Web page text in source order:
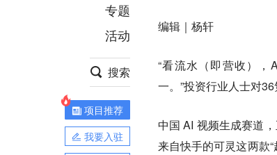
项目推荐
安徽
专题
活动
搜索
项目推荐
我要入驻
编辑｜杨轩
“看流水（即营收）
一。”投资行业人士对36
中国 AI 视频生成赛道
来自快手的可灵这两款